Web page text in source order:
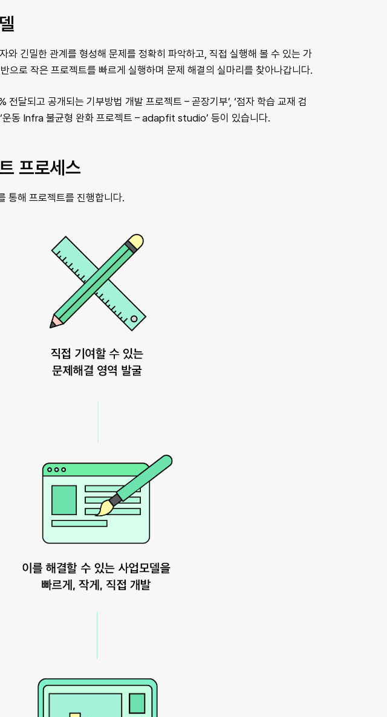
와 긴밀한 관계를 형성해 문제를 정확히 파악하고, 직접 실행해 볼 수 있는 가
으로 작은 프로젝트를 빠르게 실행하며 문제 해결의 실마리를 찾아나갑니다.
전달되고 공개되는 기부방법 개발 프로젝트 – 곧장기부’, ‘점자 학습 교재 검
‘운동 Infra 불균형 완화 프로젝트 – adapfit studio’ 등이 있습니다.
프로세스
통해 프로젝트를 진행합니다.